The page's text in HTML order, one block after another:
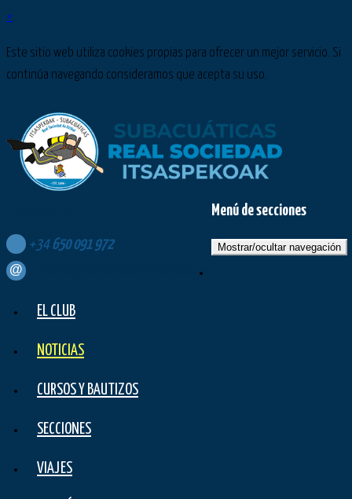
×
Este sitio web utiliza cookies propias para ofrecer un mejor servicio. Si
continúa navegando consideramos que acepta su uso.
+34 650 091 972
contacto@subacuaticasrealsociedad.com
Menú de secciones
Mostrar/ocultar navegación
EL CLUB
NOTICIAS
CURSOS Y BAUTIZOS
SECCIONES
VIAJES